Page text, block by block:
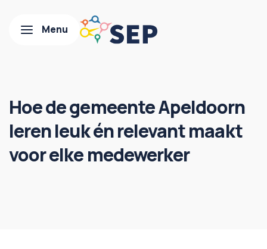
Hoe de gemeente Apeldoorn
leren leuk én relevant maakt
voor elke medewerker